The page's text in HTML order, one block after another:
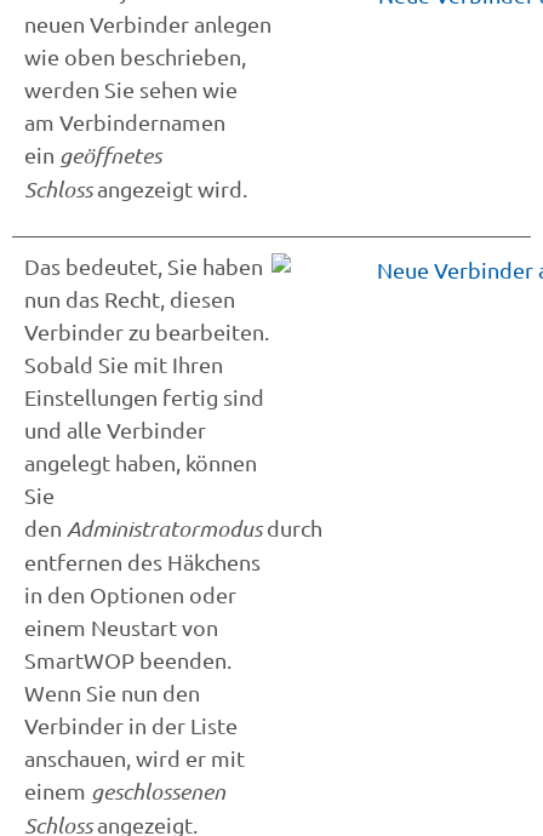
neuen Verbinder anlegen
wie oben beschrieben,
werden Sie sehen wie
am Verbindernamen
ein geöffnetes
Schlossangezeigt wird.
Das bedeutet, Sie haben
nun das Recht, diesen
Verbinder zu bearbeiten.
Sobald Sie mit Ihren
Einstellungen fertig sind
und alle Verbinder
angelegt haben, können
Sie
den Administratormodusdurch
entfernen des Häkchens
in den Optionen oder
einem Neustart von
SmartWOP beenden.
Wenn Sie nun den
Verbinder in der Liste
anschauen, wird er mit
einem geschlossenen
Schlossangezeigt.